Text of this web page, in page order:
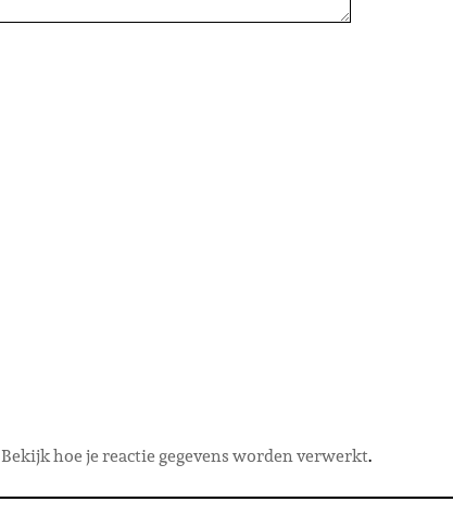
Bekijk hoe je reactie gegevens worden verwerkt.